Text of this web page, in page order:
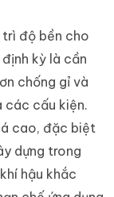
độ bền cho
kỳ là cần
chống gỉ và
các cấu kiện.
cao, đặc biệt
dựng trong
hậu khắc